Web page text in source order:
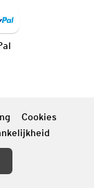
Cookies